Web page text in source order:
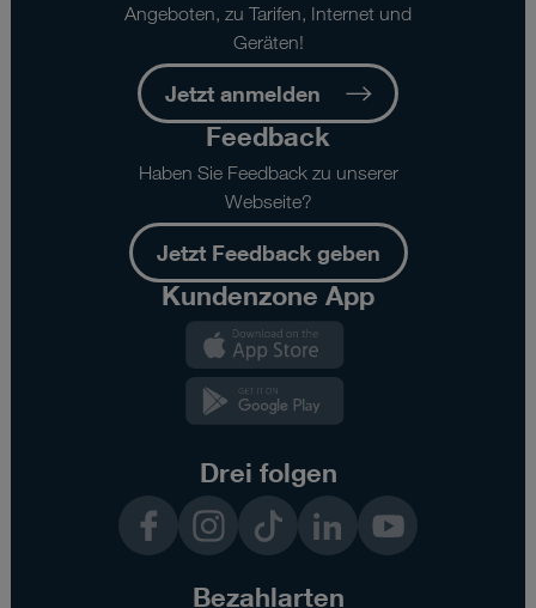
Angeboten, zu Tarifen, Internet und
Geräten!
Jetzt anmelden
Feedback
Haben Sie Feedback zu unserer
Webseite?
Jetzt Feedback geben
Kundenzone App
Drei folgen
InstagramTikTok LinkedInYouTube
Bezahlarten